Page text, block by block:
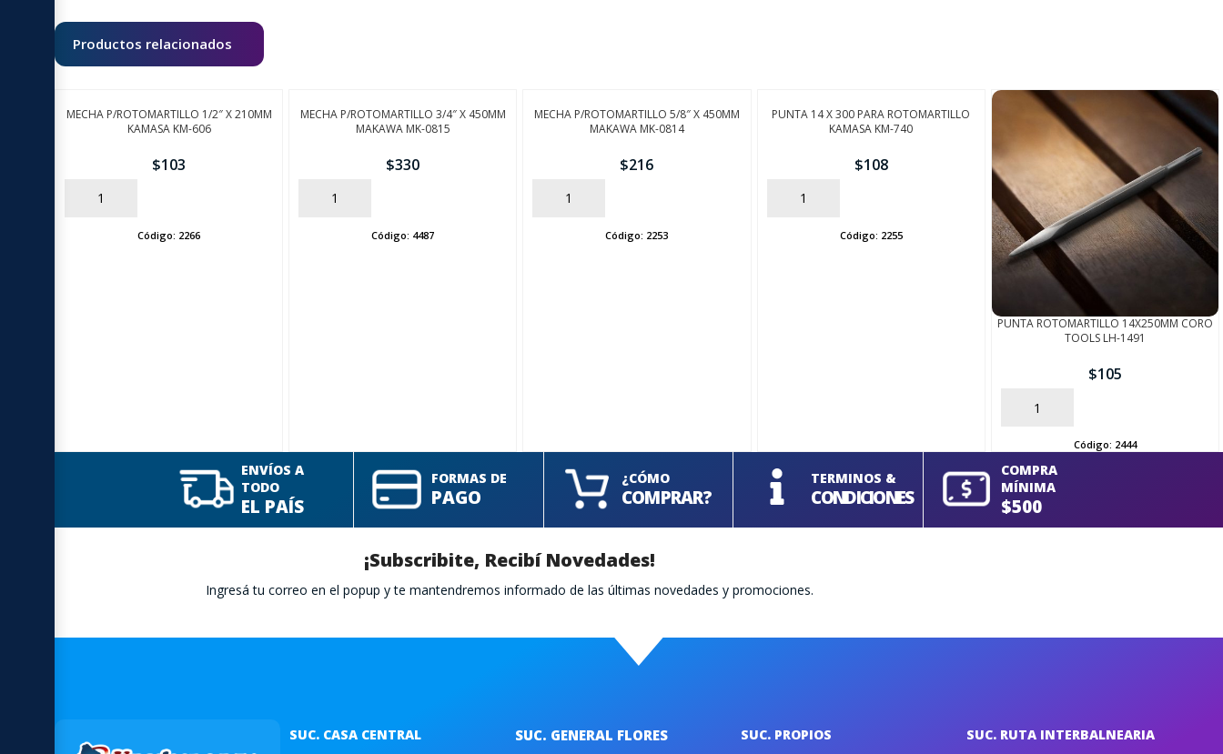
Productos relacionados
MECHA P/ROTOMARTILLO 1/2″ X 210MM
KAMASA KM-606
$103
AÑADIR
Código: 2266
MECHA P/ROTOMARTILLO 3/4″ X 450MM
MAKAWA MK-0815
$330
AÑADIR
Código: 4487
MECHA P/ROTOMARTILLO 5/8″ X 450MM
MAKAWA MK-0814
$216
AÑADIR
Código: 2253
PUNTA 14 X 300 PARA ROTOMARTILLO
KAMASA KM-740
$108
AÑADIR
Código: 2255
PUNTA ROTOMARTILLO 14X250MM CORO
TOOLS LH-1491
$105
AÑADIR
Código: 2444
ENVÍOS A
TODO
EL PAÍS
FORMAS DE
PAGO
¿CÓMO
COMPRAR?
TERMINOS &
CONDICIONES
COMPRA
MÍNIMA
$500
¡Subscribite, Recibí Novedades!
Ingresá tu correo en el popup y te mantendremos informado de las últimas novedades y promociones.
SUC. CASA CENTRAL SUC. GENERAL FLORES SUC. PROPIOS SUC. RUTA INTERBALNEARIA